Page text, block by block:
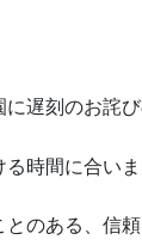
遅刻のお詫
時間に合いま
のある、信